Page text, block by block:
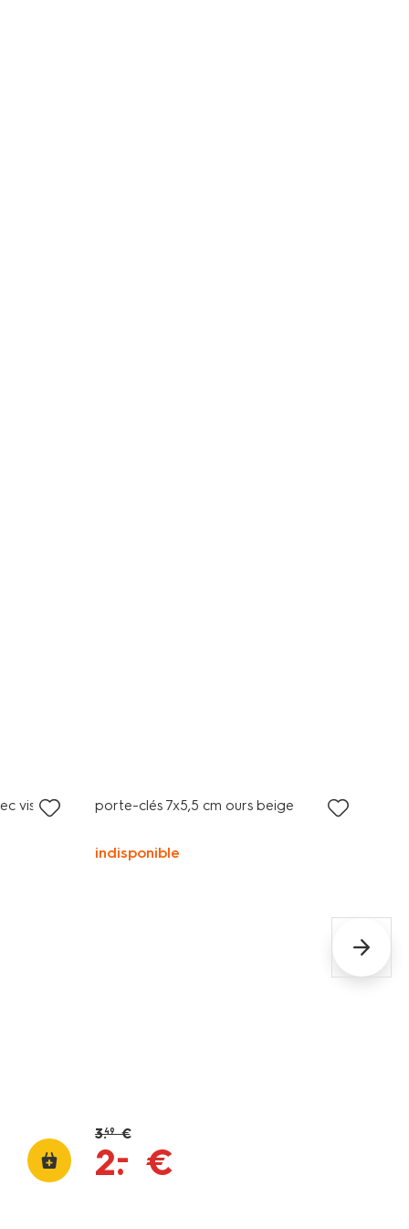
visage porte-clés 7x5,5 cm ours beige
indisponible
3.49 €
2.
– €